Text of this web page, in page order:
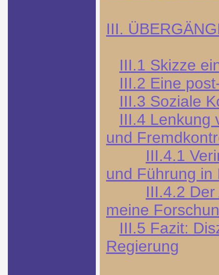
III.
III.1 Skizze
III.2 Eine
III.3 Soziale
III.4 Lenkung
und
III.4.1
und Führung in
III.4.2
meine
III.5 Fazit:
Regierung